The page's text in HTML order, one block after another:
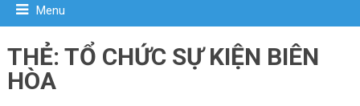
Menu
THẺ: TỔ CHỨC SỰ KIỆN BIÊN
HÒA